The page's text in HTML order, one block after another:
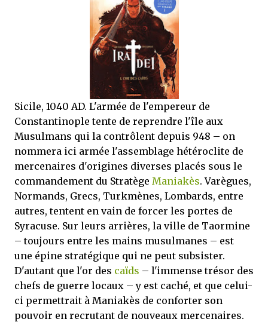
que Thomas connaissait et appréciait Olivier. Marlowe découvre une ville qu’il
ne connaissait pas, habitée par la méfiance, la peur et le rigorisme de la Ligue,
une ville pleine de mystères et de vieilles rancœurs. La Dame d...
Sicile, 1040 AD. L'armée de l'empereur de
Constantinople tente de reprendre l'île aux
Musulmans qui la contrôlent depuis 948 – on
nommera ici armée l'assemblage hétéroclite de
mercenaires d'origines diverses placés sous le
commandement du Stratège Maniakès. Varègues,
Normands, Grecs, Turkmènes, Lombards, entre
autres, tentent en vain de forcer les portes de
Syracuse. Sur leurs arrières, la ville de Taormine
– toujours entre les mains musulmanes – est
une épine stratégique qui ne peut subsister.
D'autant que l'or des caïds – l'immense trésor des
chefs de guerre locaux – y est caché, et que celui-
ci permettrait à Maniakès de conforter son
pouvoir en recrutant de nouveaux mercenaires.